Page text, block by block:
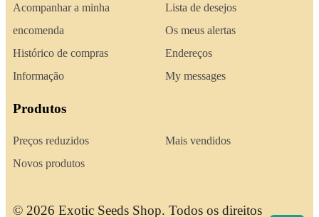
Acompanhar a minha
encomenda
Histórico de compras
Informação
Lista de desejos
Os meus alertas
Endereços
My messages
Produtos
Preços reduzidos
Novos produtos
Mais vendidos
© 2026 Exotic Seeds Shop. Todos os direitos